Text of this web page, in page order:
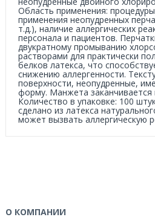
Область применения:
применения неопудренных
т.д.), наличие аллергических
персонала и пациентов.
двукратному промыванию
растворами для практически
белков латекса, что
снижению аллергенности.
поверхности, неопудренные,
форму. Манжета заканчивается
Количество в упаковке: 100
сделано из латекса
может вызвать аллергическую
О КОМПАНИИ